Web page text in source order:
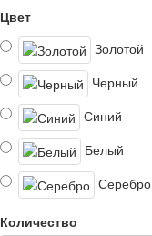
Цвет
Золотой
Черный
Синий
Белый
Серебро
Количество